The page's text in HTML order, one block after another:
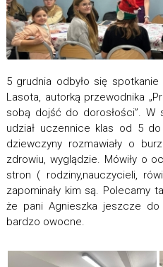
5 grudnia odbyło się
Lasota, autorką przewodnika
sobą dojść do dorosłości”. W
udział uczennice klas od 5
dziewczyny rozmawiały o
zdrowiu, wyglądzie. Mówiły o
stron ( rodziny,nauczycieli,
zapominały kim są. Polecamy
że pani Agnieszka jeszcze
bardzo owocne.